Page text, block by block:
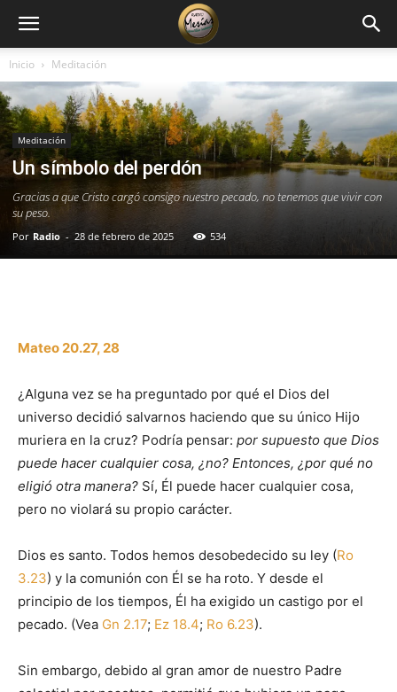
Inicio Meditación
Meditación
Un símbolo del perdón
Gracias a que Cristo cargó consigo nuestro pecado, no tenemos que vivir con
su peso.
Por Radio - 28 de febrero de 2025 534
Mateo 20.27, 28
¿Alguna vez se ha preguntado por qué el Dios del
universo decidió salvarnos haciendo que su único Hijo
muriera en la cruz? Podría pensar: por supuesto que Dios
puede hacer cualquier cosa, ¿no? Entonces, ¿por qué no
eligió otra manera? Sí, Él puede hacer cualquier cosa,
pero no violará su propio carácter.
Dios es santo. Todos hemos desobedecido su ley (Ro
3.23) y la comunión con Él se ha roto. Y desde el
principio de los tiempos, Él ha exigido un castigo por el
pecado. (Vea Gn 2.17; Ez 18.4; Ro 6.23).
Sin embargo, debido al gran amor de nuestro Padre